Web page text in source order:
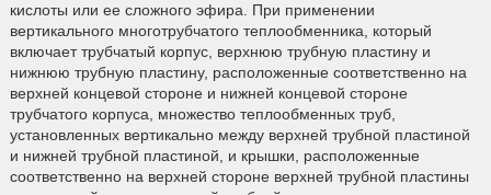
кислоты или ее сложного эфира. При применении
вертикального многотрубчатого теплообменника, который
включает трубчатый корпус, верхнюю трубную пластину и
нижнюю трубную пластину, расположенные соответственно на
верхней концевой стороне и нижней концевой стороне
трубчатого корпуса, множество теплообменных труб,
установленных вертикально между верхней трубной пластиной
и нижней трубной пластиной, и крышки, расположенные
соответственно на верхней стороне верхней трубной пластины